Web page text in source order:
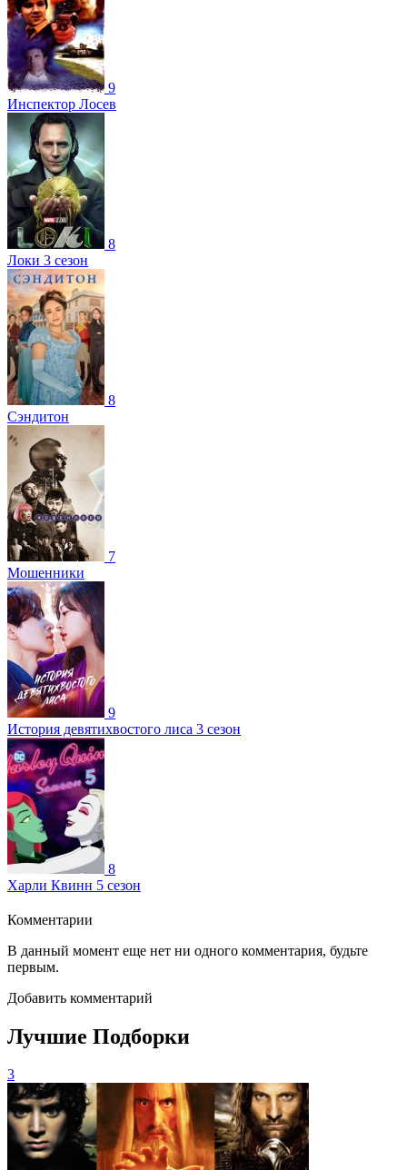
9
Инспектор Лосев
8
Локи 3 сезон
8
Сэндитон
7
Мошенники
9
История девятихвостого лиса 3 сезон
8
Харли Квинн 5 сезон
Комментарии
В данный момент еще нет ни одного комментария, будьте
первым.
Добавить комментарий
Лучшие Подборки
3